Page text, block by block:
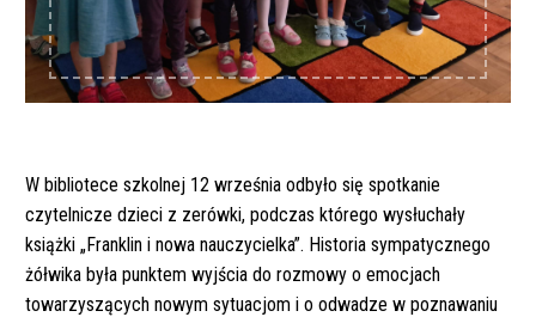
W bibliotece szkolnej 12 września odbyło się spotkanie
czytelnicze dzieci z zerówki, podczas którego wysłuchały
książki „Franklin i nowa nauczycielka”. Historia sympatycznego
żółwika była punktem wyjścia do rozmowy o emocjach
towarzyszących nowym sytuacjom i o odwadze w poznawaniu